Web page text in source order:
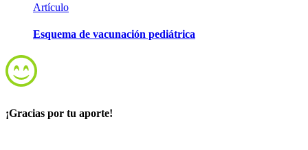
Artículo
Esquema de vacunación pediátrica
¡Gracias por tu aporte!